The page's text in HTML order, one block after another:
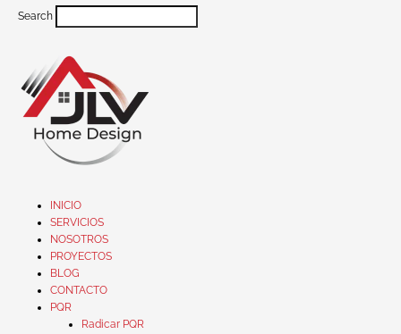
Search
INICIO
SERVICIOS
NOSOTROS
PROYECTOS
BLOG
CONTACTO
PQR
Radicar PQR